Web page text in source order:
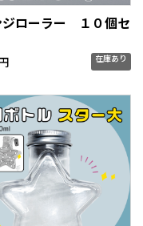
ジローラー １０個セ
在庫あり